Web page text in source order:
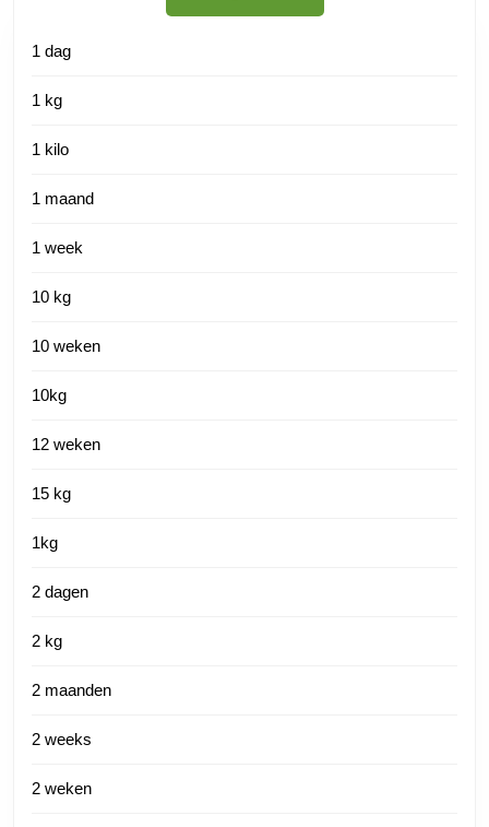
1 dag
1 kg
1 kilo
1 maand
1 week
10 kg
10 weken
10kg
12 weken
15 kg
1kg
2 dagen
2 kg
2 maanden
2 weeks
2 weken